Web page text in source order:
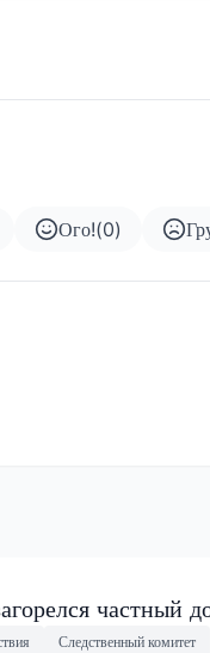
Ого!(0)
Следственный комитет